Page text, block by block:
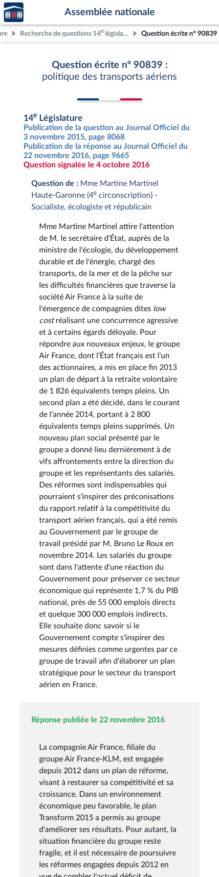
Aller au contenu
Aller en bas de la page
Accèder
à la
page
d'accueil
Assemblée nationale
Recherche de questions 14e législature Question écrite n° 90839
Question écrite n° 90839 :
politique des transports aériens
14e Législature
Publication de la question au Journal Officiel du
3 novembre 2015, page 8068
Publication de la réponse au Journal Officiel du
22 novembre 2016, page 9665
Question signalée le 4 octobre 2016
Question de : Mme Martine Martinel
Haute-Garonne (4e circonscription) -
Socialiste, écologiste et républicain
Mme Martine Martinel attire l'attention
de M. le secrétaire d'État, auprès de la
ministre de l'écologie, du développement
durable et de l'énergie, chargé des
transports, de la mer et de la pêche sur
les difficultés financières que traverse la
société Air France à la suite de
l'émergence de compagnies dites low
costréalisant une concurrence agressive
et à certains égards déloyale. Pour
répondre aux nouveaux enjeux, le groupe
Air France, dont l'État français est l'un
des actionnaires, a mis en place fin 2013
un plan de départ à la retraite volontaire
de 1 826 équivalents temps pleins. Un
second plan a été décidé, dans le courant
de l'année 2014, portant à 2 800
équivalents temps pleins supprimés. Un
nouveau plan social présenté par le
groupe a donné lieu dernièrement à de
vifs affrontements entre la direction du
groupe et les représentants des salariés.
Des réformes sont indispensables qui
pourraient s'inspirer des préconisations
du rapport relatif à la compétitivité du
transport aérien français, qui a été remis
au Gouvernement par le groupe de
travail présidé par M. Bruno Le Roux en
novembre 2014. Les salariés du groupe
sont dans l'attente d'une réaction du
Gouvernement pour préserver ce secteur
économique qui représente 1,7 % du PIB
national, près de 55 000 emplois directs
et quelque 300 000 emplois indirects.
Elle souhaite donc savoir si le
Gouvernement compte s'inspirer des
mesures définies comme urgentes par ce
groupe de travail afin d'élaborer un plan
stratégique pour le secteur du transport
aérien en France.
Réponse publiée le 22 novembre 2016
La compagnie Air France, filiale du
groupe Air France-KLM, est engagée
depuis 2012 dans un plan de réforme,
visant à restaurer sa compétitivité et sa
croissance. Dans un environnement
économique peu favorable, le plan
Transform 2015 a permis au groupe
d'améliorer ses résultats. Pour autant, la
situation financière du groupe reste
fragile, et il est nécessaire de poursuivre
les réformes engagées depuis 2012 en